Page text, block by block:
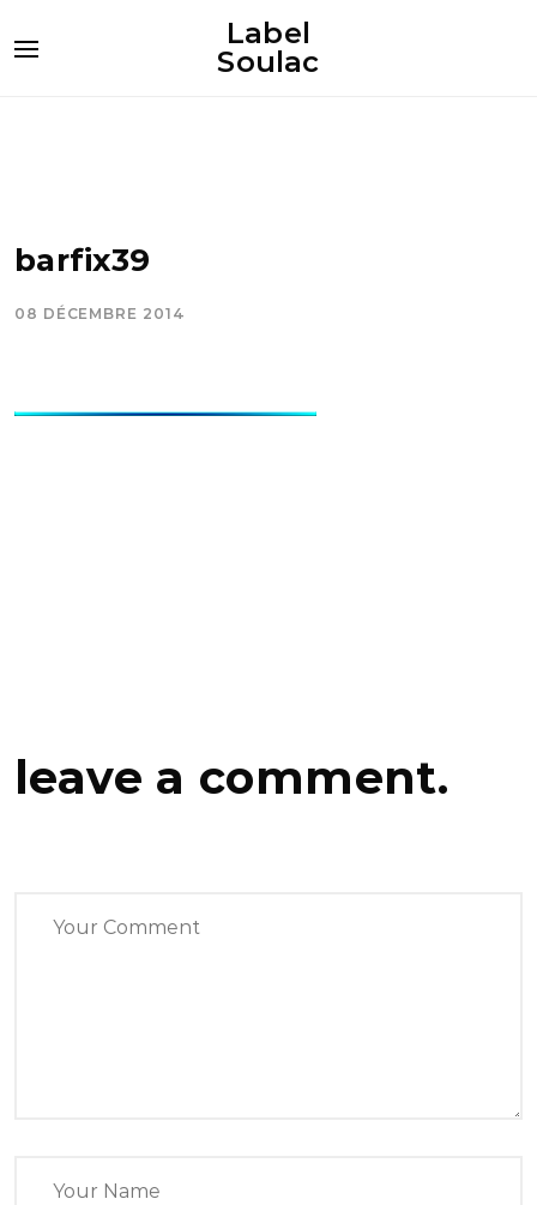
Label
Soulac
barfix39
08 DÉCEMBRE 2014
leave a comment.